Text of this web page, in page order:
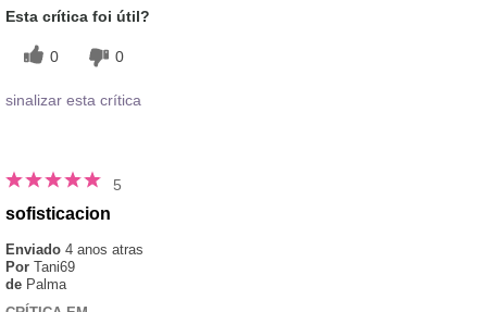
Esta crítica foi útil?
0 0
sinalizar esta crítica
5
sofisticacion
Enviado 4 anos atras
Por Tani69
de Palma